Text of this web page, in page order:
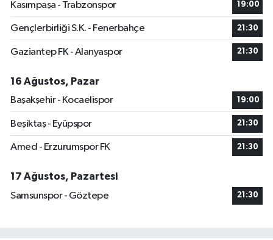
Kasımpaşa - Trabzonspor 19:00
Gençlerbirliği S.K. - Fenerbahçe 21:30
Gaziantep FK - Alanyaspor 21:30
16 Ağustos, Pazar
Başakşehir - Kocaelispor
19:00
Beşiktaş - Eyüpspor 21:30
Amed - Erzurumspor FK 21:30
17 Ağustos, Pazartesi
Samsunspor - Göztepe
21:30